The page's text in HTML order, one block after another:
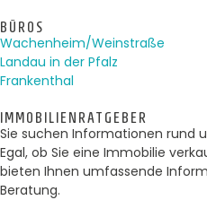
BÜROS
Wachenheim/Weinstraße
Landau in der Pfalz
Frankenthal
IMMOBILIENRATGEBER
Sie suchen Informationen rund
Egal, ob Sie eine Immobilie
bieten Ihnen umfassende
Beratung.